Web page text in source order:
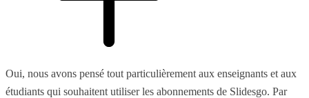
Oui, nous avons pensé tout particulièrement aux enseignants et aux
étudiants qui souhaitent utiliser les abonnements de Slidesgo. Par